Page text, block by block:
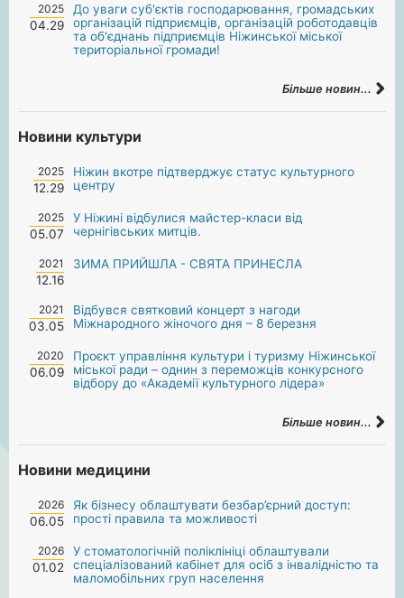
2025
04.29
До уваги суб'єктів господарювання, громадських
організацій підприємців, організацій роботодавців
та об'єднань підприємців Ніжинської міської
територіальної громади!
Більше новин...
Новини культури
2025
12.29
Ніжин вкотре підтверджує статус культурного
центру
2025
05.07
У Ніжині відбулися майстер-класи від
чернігівських митців.
2021
12.16
ЗИМА ПРИЙШЛА - СВЯТА ПРИНЕСЛА
2021
03.05
Відбувся святковий концерт з нагоди
Міжнародного жіночого дня – 8 березня
2020
06.09
Проєкт управління культури і туризму Ніжинської
міської ради – однин з переможців конкурсного
відбору до «Академії культурного лідера»
Більше новин...
Новини медицини
2026
06.05
Як бізнесу облаштувати безбар’єрний доступ:
прості правила та можливості
2026
01.02
У стоматологічній поліклініці облаштували
спеціалізований кабінет для осіб з інвалідністю та
маломобільних груп населення